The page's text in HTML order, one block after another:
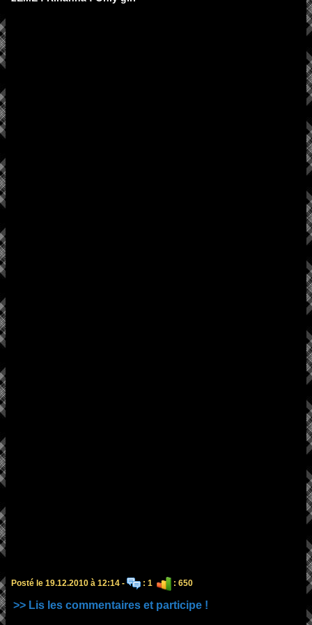
Posté le 19.12.2010 à 12:14 - : 1 : 650
>> Lis les commentaires et participe !